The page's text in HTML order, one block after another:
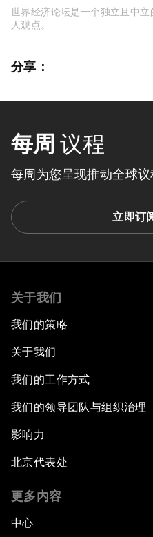
世界经济论坛是一个独立且中
人观点。
分享：
每周 议程
每周为您呈现推动全球议
立即订
关于我们
我们的策略
关于我们
我们的工作方式
我们的领导团队与组织治理
影响力
北京代表处
更多内容
中心